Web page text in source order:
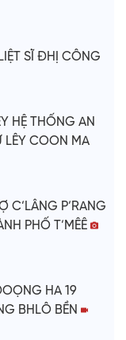
SĨ ĐHỊ CÔNG
HỆ THỐNG AN
LÊY COON MA
C’LÂNG P’RANG
PHỐ T’MÊÊ
HA 19
BHLÔ BỀN